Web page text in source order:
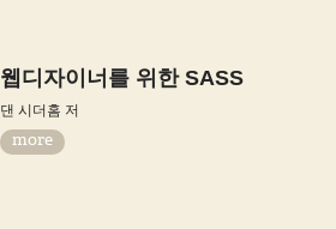
웹디자이너를 위한 SASS
댄 시더홈 저
more